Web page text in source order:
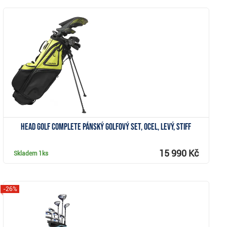
Head Golf Complete pánský golfový set, ocel, levý, Stiff
Skladem 1ks 15 990 Kč
-26%